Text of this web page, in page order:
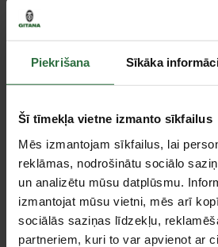
Piekrišana Sīkāka
Šī tīmekļa vietne izmanto sīkfailus
Mēs izmantojam sīkfailus, lai
reklāmas, nodrošinātu sociālo
un analizētu mūsu datplūsmu.
izmantojat mūsu vietni, mēs arī
sociālās saziņas līdzekļu,
partneriem, kuri to var apvienot ar
Apraksts
Privalumai: glaistyklė yra lengva (310kg),
koplektacijoje yra 25l vandens talpa,
yra su elektriniu ir rankiniu paleidimu;
Specifikācija
Svars
Izmēri (garums x platums x
augstums)